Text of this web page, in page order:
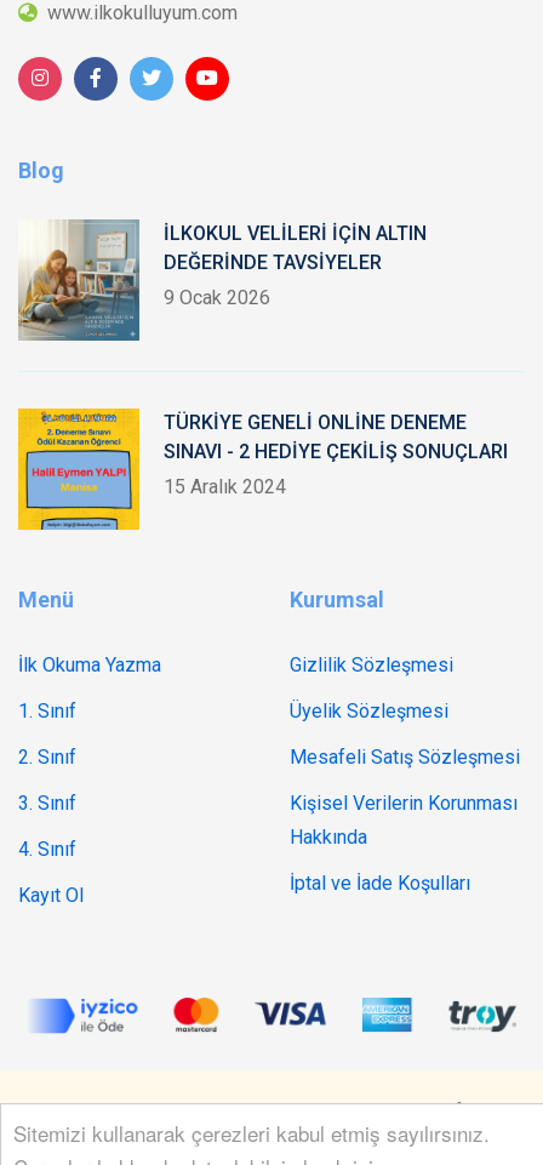
www.ilkokulluyum.com
Blog
İLKOKUL VELİLERİ İÇİN ALTIN
DEĞERİNDE TAVSİYELER
9 Ocak 2026
TÜRKİYE GENELİ ONLİNE DENEME
SINAVI - 2 HEDİYE ÇEKİLİŞ SONUÇLARI
15 Aralık 2024
Menü
İlk Okuma Yazma
1. Sınıf
2. Sınıf
3. Sınıf
4. Sınıf
Kayıt Ol
Kurumsal
Gizlilik Sözleşmesi
Üyelik Sözleşmesi
Mesafeli Satış Sözleşmesi
Kişisel Verilerin Korunması
Hakkında
İptal ve İade Koşulları
© 2019 - 2026 Tüm hakları saklıdır.hellocodetarafından
geliştirilmiştir.
Sitemizi kullanarak çerezleri kabul etmiş sayılırsınız.